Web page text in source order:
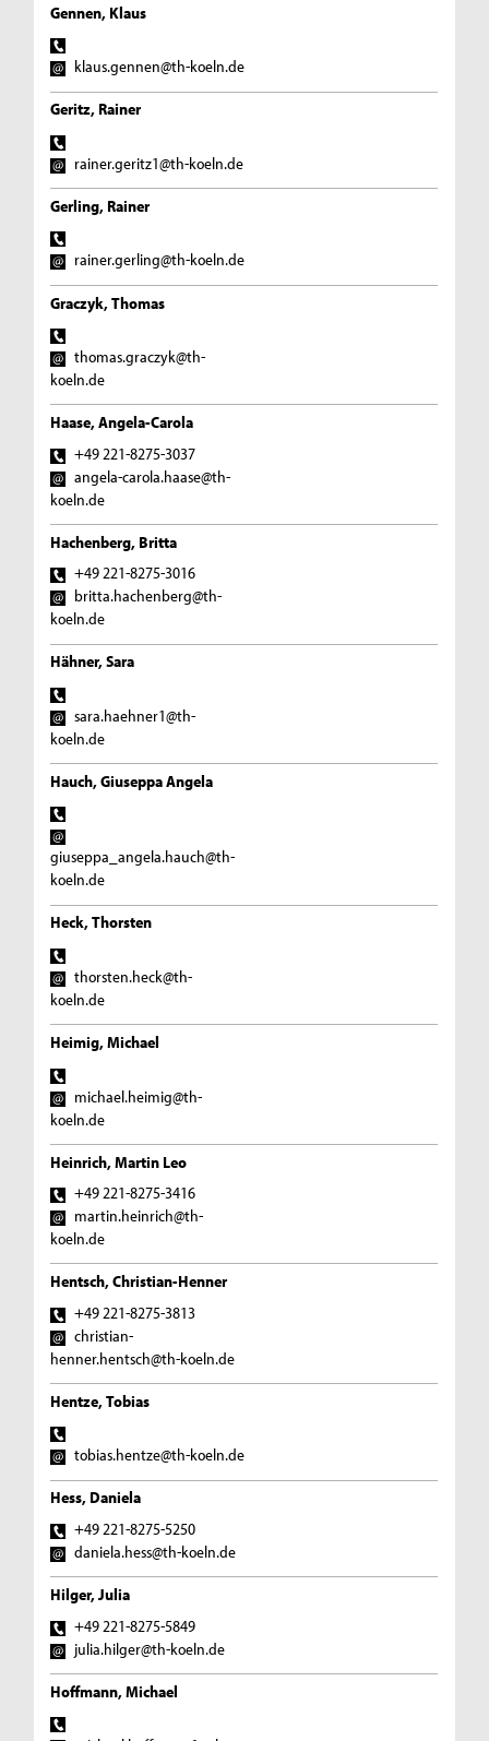
Gennen, Klaus
klaus.gennen@th-koeln.de
Geritz, Rainer
rainer.geritz1@th-koeln.de
Gerling, Rainer
rainer.gerling@th-koeln.de
Graczyk, Thomas
thomas.graczyk@th-
koeln.de
Haase, Angela-Carola
+49 221-8275-3037
angela-carola.haase@th-
koeln.de
Hachenberg, Britta
+49 221-8275-3016
britta.hachenberg@th-
koeln.de
Hähner, Sara
sara.haehner1@th-
koeln.de
Hauch, Giuseppa Angela
giuseppa_angela.hauch@th-
koeln.de
Heck, Thorsten
thorsten.heck@th-
koeln.de
Heimig, Michael
michael.heimig@th-
koeln.de
Heinrich, Martin Leo
+49 221-8275-3416
martin.heinrich@th-
koeln.de
Hentsch, Christian-Henner
+49 221-8275-3813
christian-
henner.hentsch@th-koeln.de
Hentze, Tobias
tobias.hentze@th-koeln.de
Hess, Daniela
+49 221-8275-5250
daniela.hess@th-koeln.de
Hilger, Julia
+49 221-8275-5849
julia.hilger@th-koeln.de
Hoffmann, Michael